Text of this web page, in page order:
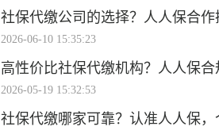
社保代缴公司的选择？人人保合作
2026-06-10 15:35:23
高性价比社保代缴机构？人人保合
2026-05-19 15:32:53
社保代缴哪家可靠？认准人人保，